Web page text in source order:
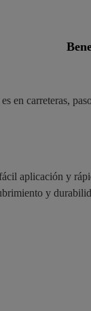
carreteras,
aplicación y
y